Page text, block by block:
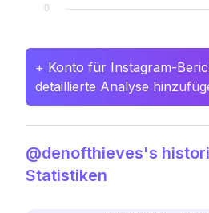
+ Konto für Instagram-
detaillierte Analyse
@denofthieves's
Statistiken